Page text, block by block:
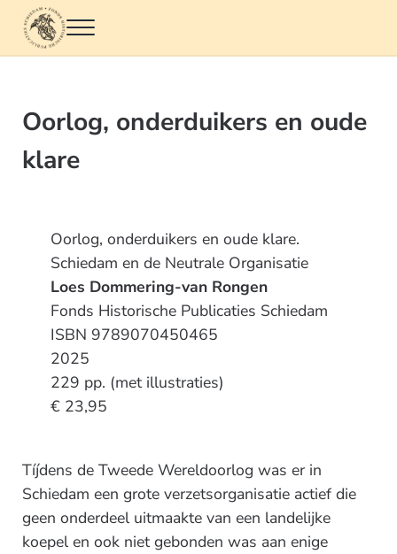
Door naar de hoofd inhoud
Skip to header left navigation
Skip to header right navigation
Skip to site footer
Fonds Historische Publicaties Schiedam
Menu
Oorlog, onderduikers en oude
klare
Oorlog, onderduikers en oude klare.
Schiedam en de Neutrale Organisatie
Loes Dommering-van Rongen
Fonds Historische Publicaties Schiedam
ISBN 9789070450465
2025
229 pp. (met illustraties)
€ 23,95
Tíjdens de Tweede Wereldoorlog was er in
Schiedam een grote verzetsorganisatie actief die
geen onderdeel uitmaakte van een landelijke
koepel en ook niet gebonden was aan enige